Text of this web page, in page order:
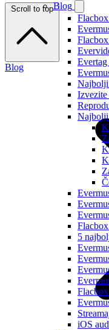
Blog
Najbolji
Najbolji
5
iOS
Scroll to top
Blog